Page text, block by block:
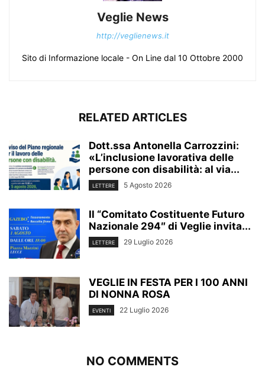
Veglie News
http://veglienews.it
Sito di Informazione locale - On Line dal 10 Ottobre 2000
RELATED ARTICLES
Dott.ssa Antonella Carrozzini:
«L’inclusione lavorativa delle
persone con disabilità: al via...
LETTERE 5 Agosto 2026
Il “Comitato Costituente Futuro
Nazionale 294″ di Veglie invita...
LETTERE 29 Luglio 2026
VEGLIE IN FESTA PER I 100 ANNI
DI NONNA ROSA
EVENTI 22 Luglio 2026
NO COMMENTS